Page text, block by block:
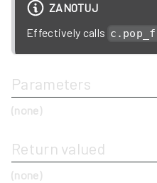
ZANOTUJ
Effectively calls
Parameters
(none)
Return valued
(none)